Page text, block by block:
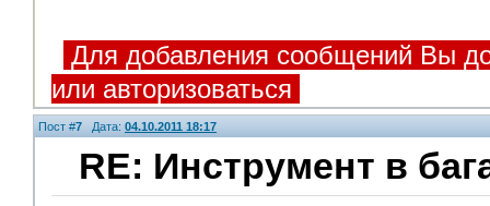
Для добавления сообщений Вы
или авторизоваться
Пост #7 Дата: 04.10.2011 18:17
RE: Инструмент в